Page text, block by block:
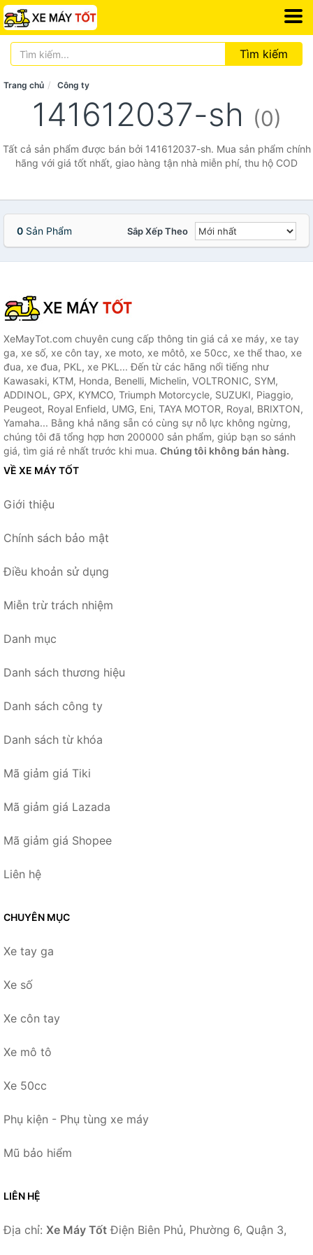
Tìm kiếm
Trang chủ Công ty
141612037-sh (0)
Tất cả sản phẩm được bán bởi 141612037-sh. Mua sản phẩm chính
hãng với giá tốt nhất, giao hàng tận nhà miễn phí, thu hộ COD
0 Sản Phẩm Sắp Xếp Theo
XeMayTot.com chuyên cung cấp thông tin giá cả xe máy, xe tay
ga, xe số, xe côn tay, xe moto, xe môtô, xe 50cc, xe thể thao, xe
đua, xe đua, PKL, xe PKL... Đến từ các hãng nổi tiếng như
Kawasaki, KTM, Honda, Benelli, Michelin, VOLTRONIC, SYM,
ADDINOL, GPX, KYMCO, Triumph Motorcycle, SUZUKI, Piaggio,
Peugeot, Royal Enfield, UMG, Eni, TAYA MOTOR, Royal, BRIXTON,
Yamaha... Bằng khả năng sẵn có cùng sự nỗ lực không ngừng,
chúng tôi đã tổng hợp hơn 200000 sản phẩm, giúp bạn so sánh
giá, tìm giá rẻ nhất trước khi mua. Chúng tôi không bán hàng.
VỀ XE MÁY TỐT
Giới thiệu
Chính sách bảo mật
Điều khoản sử dụng
Miễn trừ trách nhiệm
Danh mục
Danh sách thương hiệu
Danh sách công ty
Danh sách từ khóa
Mã giảm giá Tiki
Mã giảm giá Lazada
Mã giảm giá Shopee
Liên hệ
CHUYÊN MỤC
Xe tay ga
Xe số
Xe côn tay
Xe mô tô
Xe 50cc
Phụ kiện - Phụ tùng xe máy
Mũ bảo hiểm
LIÊN HỆ
Địa chỉ: Xe Máy Tốt Điện Biên Phủ, Phường 6, Quận 3,